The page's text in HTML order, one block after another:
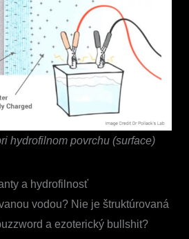
hydrofilnom povrchu (surface)
a hydrofilnosť
vodou? Nie je štruktúrovaná
a ezoterický bullshit?